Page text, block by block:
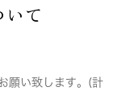
て
願い致します。(計